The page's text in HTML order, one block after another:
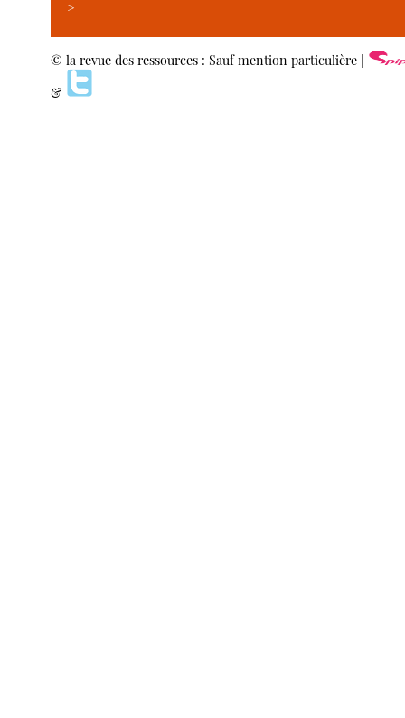
>
© la revue des ressources : Sauf mention particulière |
&